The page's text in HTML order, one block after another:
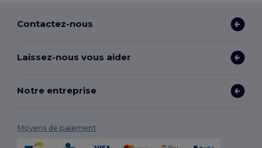
Contactez-nous
Laissez-nous vous aider
Notre entreprise
Moyens de paiement